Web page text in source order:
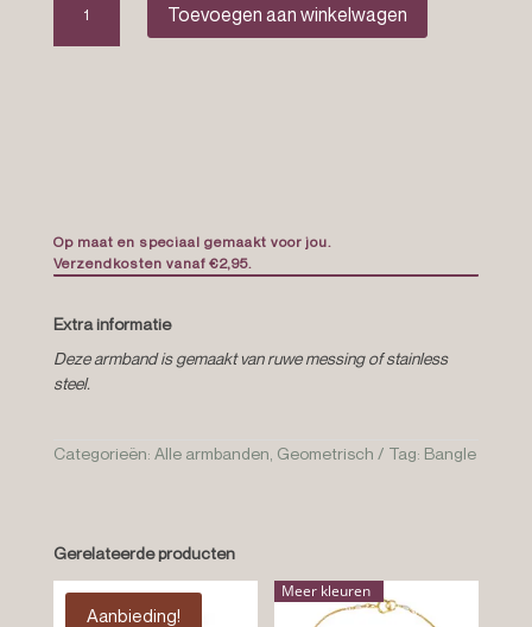
armband
“Miriel”
Toevoegen aan winkelwagen
Op maat en speciaal gemaakt voor jou.
Verzendkosten vanaf €2,95.
Extra informatie
Deze armband is gemaakt van ruwe messing of stainless
steel.
Categorieën: Alle armbanden Geometrisch Tag: Bangle
Gerelateerde producten
Aanbieding!
Meer kleuren